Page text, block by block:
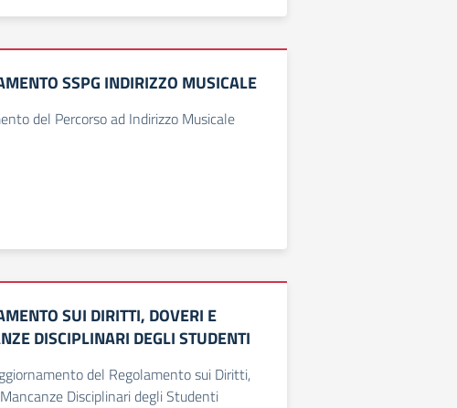
SSPG INDIRIZZO MUSICALE
del Percorso ad Indirizzo Musicale
SUI DIRITTI, DOVERI E
DISCIPLINARI DEGLI STUDENTI
del Regolamento sui Diritti,
Disciplinari degli Studenti